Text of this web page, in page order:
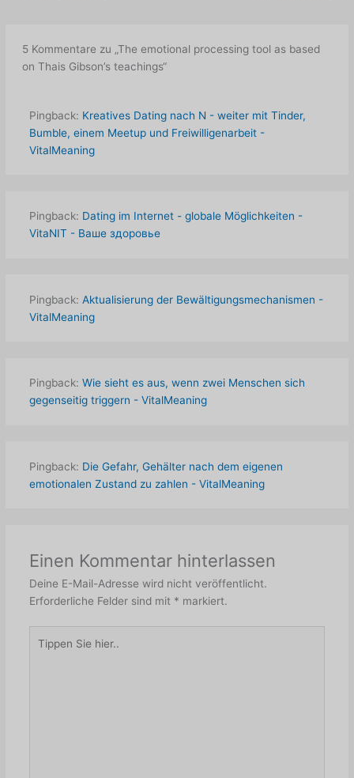
5 Kommentare zu „The emotional processing tool as based
on Thais Gibson’s teachings“
Pingback: Kreatives Dating nach N - weiter mit Tinder,
Bumble, einem Meetup und Freiwilligenarbeit -
VitalMeaning
Pingback: Dating im Internet - globale Möglichkeiten -
VitaNIT - Ваше здоровье
Pingback: Aktualisierung der Bewältigungsmechanismen -
VitalMeaning
Pingback: Wie sieht es aus, wenn zwei Menschen sich
gegenseitig triggern - VitalMeaning
Pingback: Die Gefahr, Gehälter nach dem eigenen
emotionalen Zustand zu zahlen - VitalMeaning
Einen Kommentar hinterlassen
Deine E-Mail-Adresse wird nicht veröffentlicht.
Erforderliche Felder sind mit * markiert.
Sie